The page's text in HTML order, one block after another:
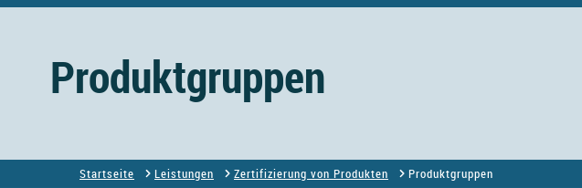
Produktgruppen
Startseite Leistungen Zertifizierung von Produkten Produktgruppen